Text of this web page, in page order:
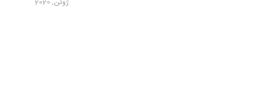
ژوئن, 2020